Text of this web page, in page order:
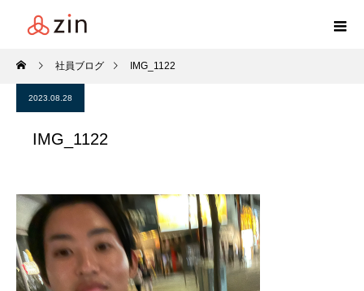
社員ブログ IMG_1122
2023.08.28
IMG_1122